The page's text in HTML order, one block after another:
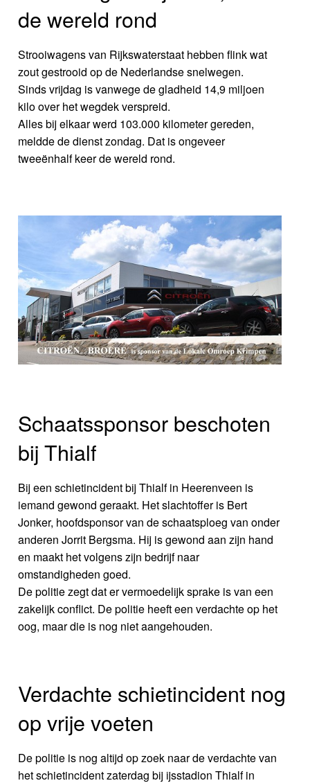
de wereld rond
Strooiwagens van Rijkswaterstaat hebben flink wat
zout gestrooid op de Nederlandse snelwegen.
Sinds vrijdag is vanwege de gladheid 14,9 miljoen
kilo over het wegdek verspreid.
Alles bij elkaar werd 103.000 kilometer gereden,
meldde de dienst zondag. Dat is ongeveer
tweeënhalf keer de wereld rond.
Schaatssponsor beschoten
bij Thialf
Bij een schietincident bij Thialf in Heerenveen is
iemand gewond geraakt. Het slachtoffer is Bert
Jonker, hoofdsponsor van de schaatsploeg van onder
anderen Jorrit Bergsma. Hij is gewond aan zijn hand
en maakt het volgens zijn bedrijf naar
omstandigheden goed.
De politie zegt dat er vermoedelijk sprake is van een
zakelijk conflict. De politie heeft een verdachte op het
oog, maar die is nog niet aangehouden.
Verdachte schietincident nog
op vrije voeten
De politie is nog altijd op zoek naar de verdachte van
het schietincident zaterdag bij ijsstadion Thialf in